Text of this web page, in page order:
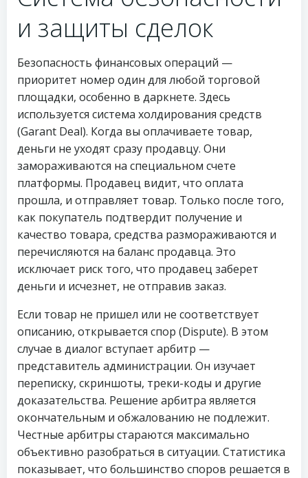
и защиты сделок
Безопасность финансовых операций —
приоритет номер один для любой торговой
площадки, особенно в даркнете. Здесь
используется система холдирования средств
(Garant Deal). Когда вы оплачиваете товар,
деньги не уходят сразу продавцу. Они
замораживаются на специальном счете
платформы. Продавец видит, что оплата
прошла, и отправляет товар. Только после того,
как покупатель подтвердит получение и
качество товара, средства размораживаются и
перечисляются на баланс продавца. Это
исключает риск того, что продавец заберет
деньги и исчезнет, не отправив заказ.
Если товар не пришел или не соответствует
описанию, открывается спор (Dispute). В этом
случае в диалог вступает арбитр —
представитель администрации. Он изучает
переписку, скриншоты, треки-коды и другие
доказательства. Решение арбитра является
окончательным и обжалованию не подлежит.
Честные арбитры стараются максимально
объективно разобраться в ситуации. Статистика
показывает, что большинство споров решается в